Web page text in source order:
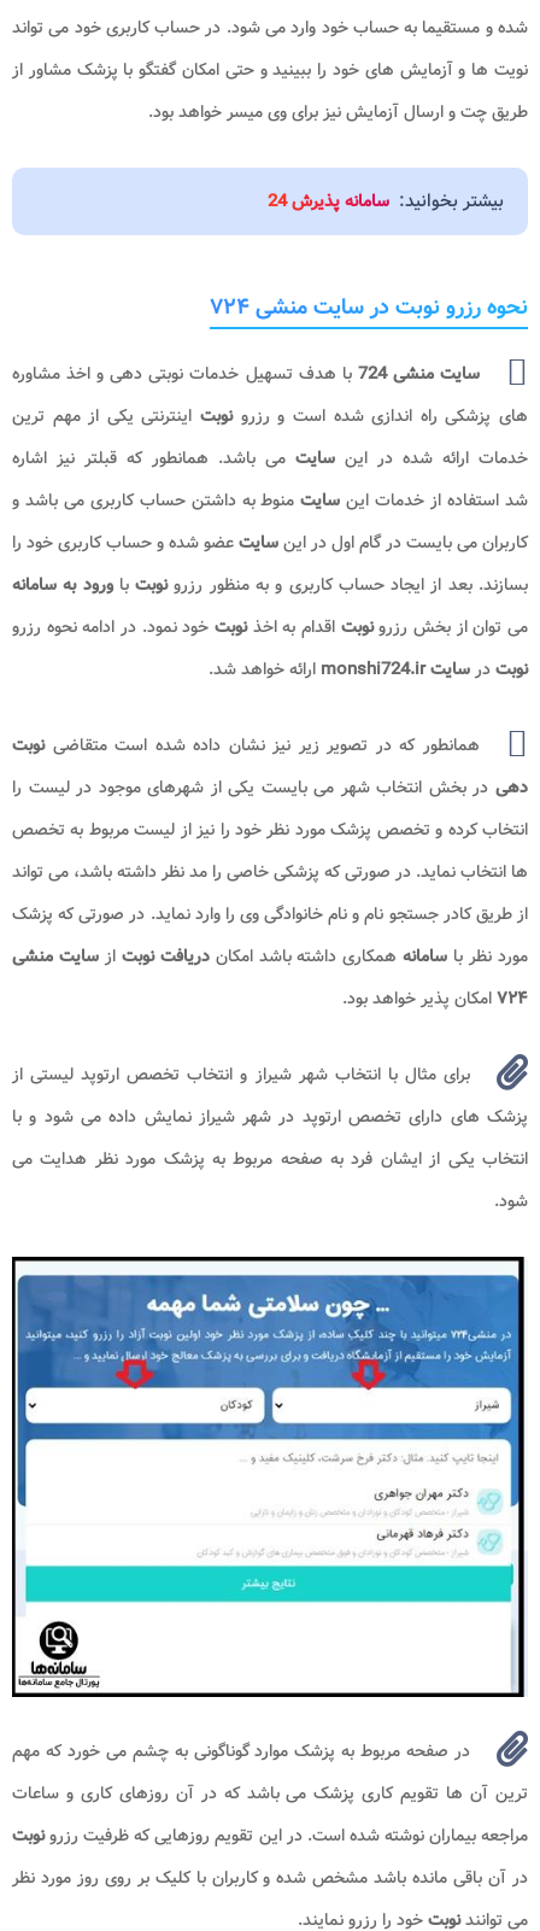
شده و مستقیما به حساب خود وارد می شود. در حساب کاربری خود می تواند
نویت ها و آزمایش های خود را ببینید و حتی امکان گفتگو با پزشک مشاور از
طریق چت و ارسال آزمایش نیز برای وی میسر خواهد بود.
بیشتر بخوانید: سامانه پذیرش 24
نحوه رزرو نوبت در سایت منشی ۷۲۴
سایت منشی 724
با هدف تسهیل خدمات نوبتی دهی و اخذ مشاوره
های پزشکی راه اندازی شده است و رزرونوبت اینترنتی یکی از مهم ترین
خدمات ارائه شده در این سایت می باشد. همانطور که قبلتر نیز اشاره
شد استفاده از خدمات این سایت منوط به داشتن حساب کاربری می باشد و
کاربران می بایست در گام اول در اینسایتعضو شده و حساب کاربری خود را
بسازند. بعد از ایجاد حساب کاربری و به منظور رزرونوبتبا ورود به سامانه
می توان از بخش رزرونوبت اقدام به اخذنوبت خود نمود. در ادامه نحوه رزرو
نوبتدرسایت monshi724.ir ارائه خواهد شد.
همانطور که در تصویر زیر نیز نشان داده شده است متقاضینوبت
دهی در بخش انتخاب شهر می بایست یکی از شهرهای موجود در لیست را
انتخاب کرده و تخصص پزشک مورد نظر خود را نیز از لیست مربوط به تخصص
ها انتخاب نماید. در صورتی که پزشکی خاصی را مد نظر داشته باشد، می تواند
از طریق کادر جستجو نام و نام خانوادگی وی را وارد نماید. در صورتی که پزشک
مورد نظر با سامانه همکاری داشته باشد امکاندریافت نوبت از سایت منشی
۷۲۴امکان پذیر خواهد بود.
برای مثال با انتخاب شهر شیراز و انتخاب تخصص ارتوپد لیستی از
پزشک های دارای تخصص ارتوپد در شهر شیراز نمایش داده می شود و با
انتخاب یکی از ایشان فرد به صفحه مربوط به پزشک مورد نظر هدایت می
شود.
در صفحه مربوط به پزشک موارد گوناگونی به چشم می خورد که مهم
ترین آن ها تقویم کاری پزشک می باشد که در آن روزهای کاری و ساعات
مراجعه بیماران نوشته شده است. در این تقویم روزهایی که ظرفیت رزرونوبت
در آن باقی مانده باشد مشخص شده و کاربران با کلیک بر روی روز مورد نظر
می توانندنوبتخود را رزرو نمایند.